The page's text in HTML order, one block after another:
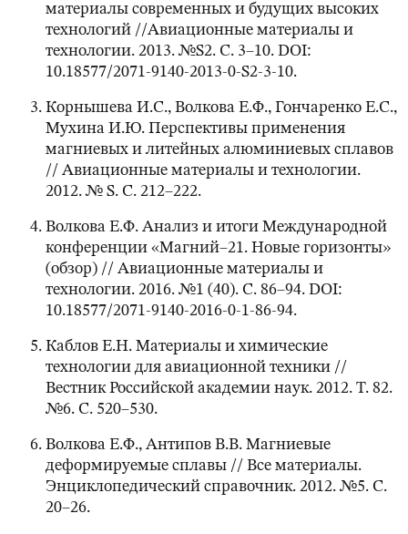
материалы современных и будущих высоких
технологий //Авиационные материалы и
технологии. 2013. №S2. С. 3–10. DOI:
10.18577/2071-9140-2013-0-S2-3-10.
Корнышева И.С., Волкова Е.Ф., Гончаренко Е.С.,
Мухина И.Ю. Перспективы применения
магниевых и литейных алюминиевых сплавов
// Авиационные материалы и технологии.
2012. № S. C. 212–222.
Волкова Е.Ф. Анализ и итоги Международной
конференции «Магний–21. Новые горизонты»
(обзор) // Авиационные материалы и
технологии. 2016. №1 (40). С. 86–94. DOI:
10.18577/2071-9140-2016-0-1-86-94.
Каблов Е.Н. Материалы и химические
технологии для авиационной техники //
Вестник Российской академии наук. 2012. Т. 82.
№6. С. 520–530.
Волкова Е.Ф., Антипов В.В. Магниевые
деформируемые сплавы // Все материалы.
Энциклопедический справочник. 2012. №5. С.
20‒26.